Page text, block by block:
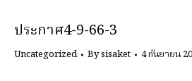
ประกาศ4-9-66-3
Uncategorized Bysisaket 4 กันยายน